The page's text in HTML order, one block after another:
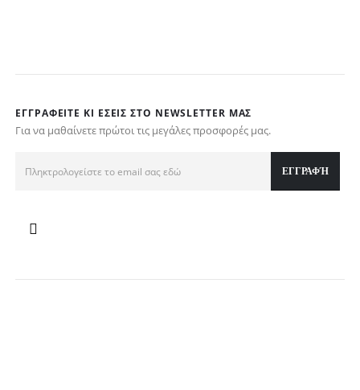
ΕΓΓΡΑΦΕΊΤΕ ΚΙ ΕΣΕΊΣ ΣΤΟ NEWSLETTER ΜΑΣ
Για να μαθαίνετε πρώτοι τις μεγάλες προσφορές μας.